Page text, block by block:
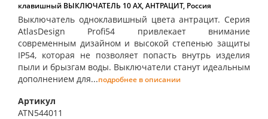
клавишный ВЫКЛЮЧАТЕЛЬ 10 АХ, АНТРАЦИТ, Россия
Выключатель одноклавишный цвета антрацит. Серия
AtlasDesign Profi54 привлекает внимание
современным дизайном и высокой степенью защиты
IP54, которая не позволяет попасть внутрь изделия
пыли и брызгам воды. Выключатели станут идеальным
дополнением для...подробнее в описании
Артикул
ATN544011